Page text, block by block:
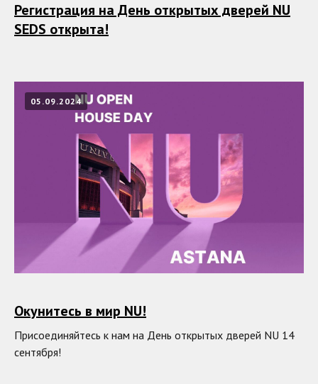
Регистрация на День открытых дверей NU
SEDS открыта!
05.09.2024
Окунитесь в мир NU!
Присоединяйтесь к нам на День открытых дверей NU 14
сентября!